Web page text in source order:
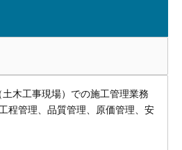
木工事現場）での施工管理業務
程管理、品質管理、原価管理、安